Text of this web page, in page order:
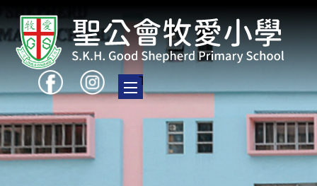
Toggle main menu visibility